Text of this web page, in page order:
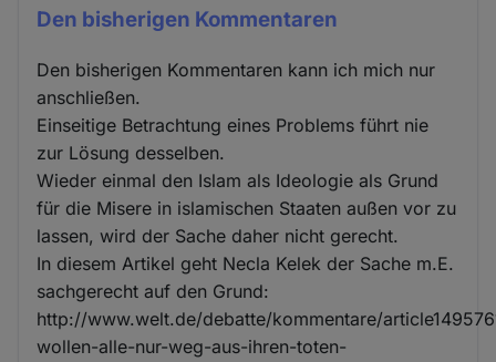
Den bisherigen Kommentaren
Den bisherigen Kommentaren kann ich mich nur
anschließen.
Einseitige Betrachtung eines Problems führt nie
zur Lösung desselben.
Wieder einmal den Islam als Ideologie als Grund
für die Misere in islamischen Staaten außen vor zu
lassen, wird der Sache daher nicht gerecht.
In diesem Artikel geht Necla Kelek der Sache m.E.
sachgerecht auf den Grund:
http://www.welt.de/debatte/kommentare/
wollen-alle-nur-weg-aus-ihren-toten-